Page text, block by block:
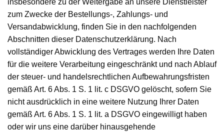
insbesondere zu der Weitergabe an unsere Dienstleister
zum Zwecke der Bestellungs-, Zahlungs- und
Versandabwicklung, finden Sie in den nachfolgenden
Abschnitten dieser Datenschutzerklärung. Nach
vollständiger Abwicklung des Vertrages werden Ihre Daten
für die weitere Verarbeitung eingeschränkt und nach Ablauf
der steuer- und handelsrechtlichen Aufbewahrungsfristen
gemäß Art. 6 Abs. 1 S. 1 lit. c DSGVO gelöscht, sofern Sie
nicht ausdrücklich in eine weitere Nutzung Ihrer Daten
gemäß Art. 6 Abs. 1 S. 1 lit. a DSGVO eingewilligt haben
oder wir uns eine darüber hinausgehende